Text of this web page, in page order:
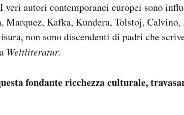
autori contemporanei europei sono
Marquez, Kafka, Kundera, Tolstoj,
non sono discendenti di padri che
Weltliteratur.
fondante ricchezza culturale,